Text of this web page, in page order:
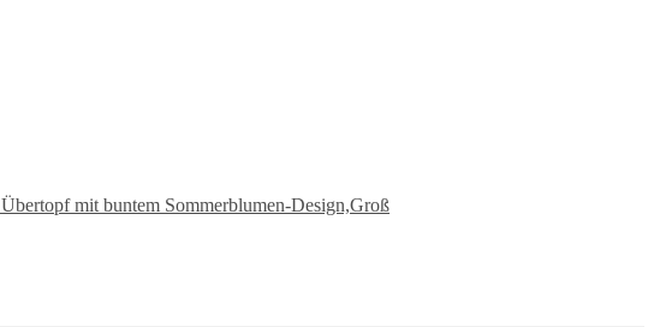
Übertopf mit buntem Sommerblumen-Design,Groß